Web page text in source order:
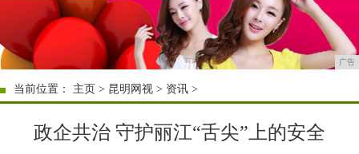
游戏 美食 商讯 理财 微商
广告
当前位置： 主页 > 昆明网视 > 资讯 >
政企共治 守护丽江“舌尖”上的安全